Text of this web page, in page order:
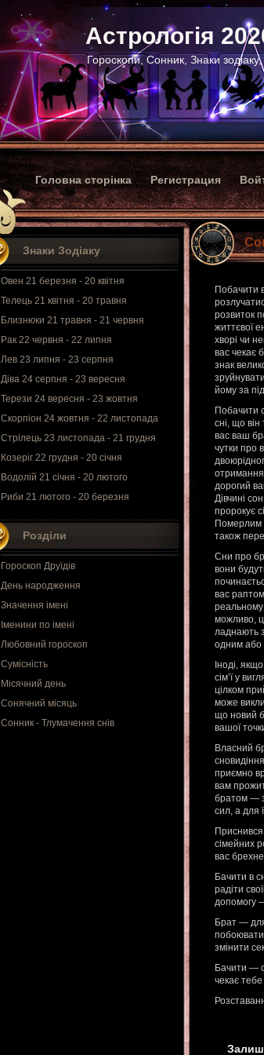
Астрологія
Гороскопи, Сонник, Знаки
Головна сторінка Регистрация
Знаки Зодіаку
Овен 21 березня - 20 квітня
Телець 21 квітня - 20 травня
Близнюки 21 травня - 21 червня
Рак 22 червня - 22 липня
Лев 23 липня - 23 серпня
Діва 24 серпня - 23 вересня
Терези 24 вересня - 23 жовтня
Скорпіон 24 жовтня - 22 листопада
Стрілець 23 листопада - 21 грудня
Козеріг 22 грудня - 20 січня
Водолій 21 січня - 20 лютого
Риби 21 лютого - 20 березня
Розділи
Гороскоп Друїдів
День народження
Значення імені
Іменини по імені
Любовний гороскоп
Сумісність
Місячний день
Сонячний місяць
Сонник - Тлумачення снів
Побачити
розвиток
життєвої
хворі чи
вас чекає
знак
йому за
Побачити
сні, що
вас ваш
чутки про
отримання
дорогий
Дівчині
пророкує
Померлим
також
Сни про
вони
вас
реальному
можливо,
ладнають
одним або
Іноді,
сім’ї у
цілком
може
що новий
вашої
Власний
приємно
вам
братом —
сил, а для
сімейних
вас
Бачити в
радіти
допомогу
Брат —
змінити
Бачити —
чекає